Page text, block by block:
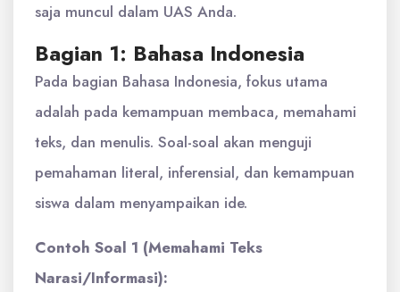
saja muncul dalam UAS Anda.
Bagian 1: Bahasa Indonesia
Pada bagian Bahasa Indonesia, fokus utama
adalah pada kemampuan membaca, memahami
teks, dan menulis. Soal-soal akan menguji
pemahaman literal, inferensial, dan kemampuan
siswa dalam menyampaikan ide.
Contoh Soal 1 (Memahami Teks
Narasi/Informasi):